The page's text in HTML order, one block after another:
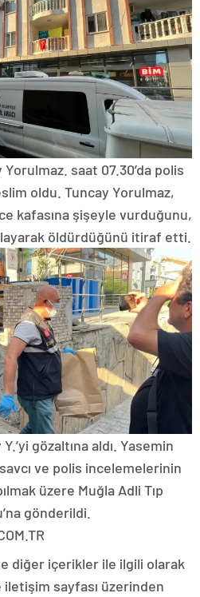
saat 07.30’da polis
oldu. Tuncay Yorulmaz,
kafasına şişeyle vurduğunu,
öldürdüğünü itiraf etti.
gözaltına aldı. Yasemin
ve polis incelemelerinin
üzere Muğla Adli Tıp
gönderildi.
diğer içerikler ile ilgili olarak
sayfası üzerinden